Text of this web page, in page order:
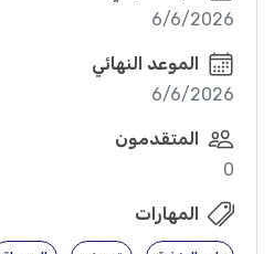
6/6/2026
الموعد النهائي
6/6/2026
المتقدمون
0
المهارات